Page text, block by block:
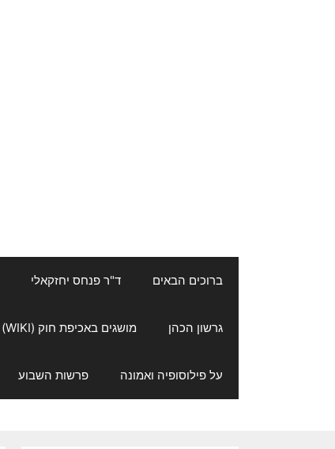
ברוכים הבאים ד"ר פנחס יחזקאלי
גרשון הכהן מושגים באכיפת חוק (WIKI)
על פילוסופיה ואמונה פרשות השבוע